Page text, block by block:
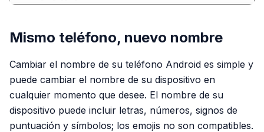
Mismo teléfono, nuevo nombre
Cambiar el nombre de su teléfono Android es simple y
puede cambiar el nombre de su dispositivo en
cualquier momento que desee. El nombre de su
dispositivo puede incluir letras, números, signos de
puntuación y símbolos; los emojis no son compatibles.